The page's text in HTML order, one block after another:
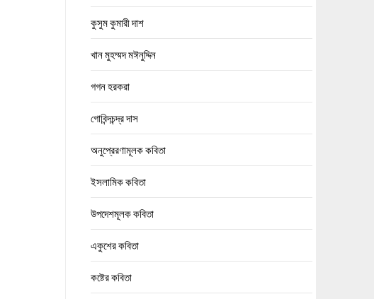
কুসুম কুমারী দাশ
খান মুহম্মদ মঈনুদ্দিন
গগন হরকরা
গোবিন্দচন্দ্র দাস
অনুপ্রেরণামূলক কবিতা
ইসলামিক কবিতা
উপদেশমূলক কবিতা
একুশের কবিতা
কষ্টের কবিতা